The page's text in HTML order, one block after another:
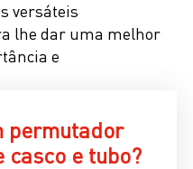
versáteis
lhe dar uma melhor
e
permutador
casco e tubo?